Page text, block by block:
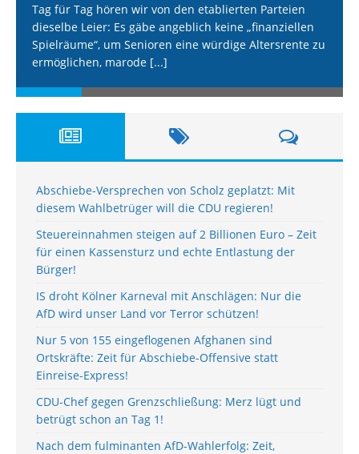
Tag für Tag hören wir von den etablierten Parteien
dieselbe Leier: Es gäbe angeblich keine „finanziellen
Spielräume“, um Senioren eine würdige Altersrente zu
ermöglichen, marode [...]
Abschiebe-Versprechen von Scholz geplatzt: Mit
diesem Wahlbetrüger will die CDU regieren!
Steuereinnahmen steigen auf 2 Billionen Euro – Zeit
für einen Kassensturz und echte Entlastung der
Bürger!
IS droht Kölner Karneval mit Anschlägen: Nur die
AfD wird unser Land vor Terror schützen!
Nur 5 von 155 eingeflogenen Afghanen sind
Ortskräfte: Zeit für Abschiebe-Offensive statt
Einreise-Express!
CDU-Chef gegen Grenzschließung: Merz lügt und
betrügt schon an Tag 1!
Nach dem fulminanten AfD-Wahlerfolg: Zeit,